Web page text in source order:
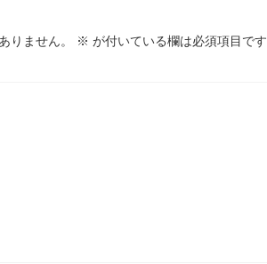
りません。 ※ が付いている欄は必須項目です